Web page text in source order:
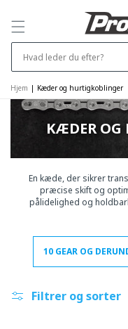
VIDERE TIL
INDHOLDET
Hvad leder du efter?
Hjem | Kæder og hurtigkoblinger
KÆDER OG
En kæde, der sikrer
præcise skift og
pålidelighed og
10 GEAR OG
Filtrer og sorter